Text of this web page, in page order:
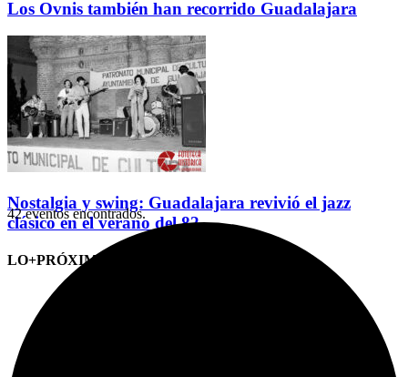
Los Ovnis también han recorrido Guadalajara
Nostalgia y swing: Guadalajara revivió el jazz
clásico en el verano del 82
LO+PRÓXIMO (CITAS)
42 eventos encontrados.